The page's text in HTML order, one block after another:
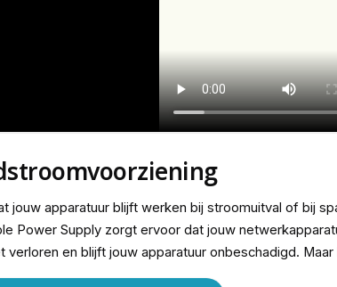
jouw apparatuur blijft werken bij stroomuitval of bij
Power Supply zorgt ervoor dat jouw
verloren en blijft jouw apparatuur onbeschadigd.